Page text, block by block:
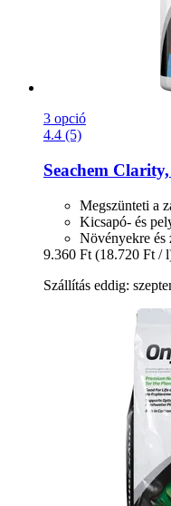
3 opció
4.4 (5)
Seachem
Megszünteti a
Kicsapó- és
Növényekre és
9.360 Ft (18.720 Ft /
Szállítás eddig: